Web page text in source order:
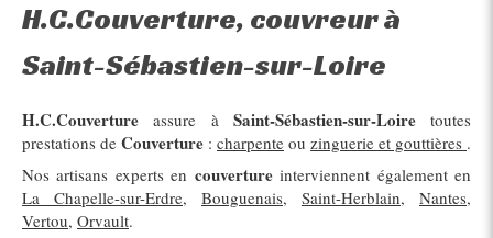
H.C.Couverture, couvreur à
Saint-Sébastien-sur-Loire
H.C.Couverture assure à Saint-Sébastien-sur-Loiretoutes
prestations de Couverture : charpente ou zinguerie et gouttières .
Nos artisans experts en couvertureinterviennent également en
La Chapelle-sur-Erdre, Bouguenais, Saint-Herblain, Nantes,
Vertou, Orvault.